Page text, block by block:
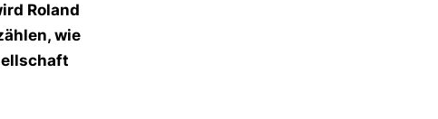
Roland
wie